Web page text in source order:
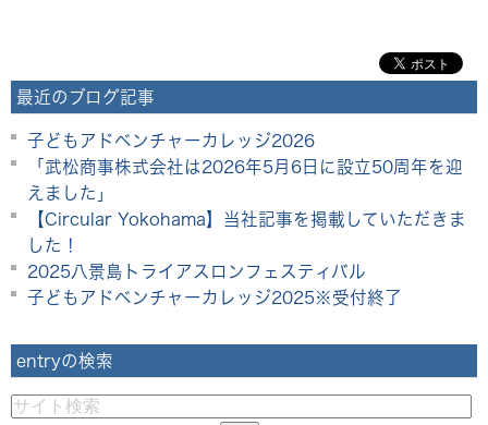
最近のブログ記事
子どもアドベンチャーカレッジ2026
「武松商事株式会社は2026年5月6日に設立50周年を迎
えました」
【Circular Yokohama】当社記事を掲載していただきま
した！
2025八景島トライアスロンフェスティバル
子どもアドベンチャーカレッジ2025※受付終了
entryの検索